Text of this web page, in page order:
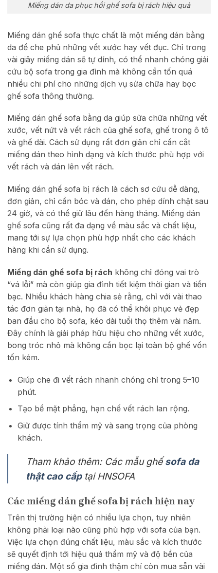
Miếng dán da phục hồi ghế sofa bị rách hiệu quả
Miếng dán ghế sofa thực chất là một miếng dán bằng
da để che phủ những vết xước hay vết đục. Chỉ trong
vài giây miếng dán sẽ tự dính, có thể nhanh chóng giải
cứu bộ sofa trong gia đình mà không cần tốn quá
nhiều chi phí cho những dịch vụ sửa chữa hay bọc
ghế sofa thông thường.
Miếng dán ghế sofa bằng da giúp sửa chữa những vết
xước, vết nứt và vết rách của ghế sofa, ghế trong ô tô
và ghế dài. Cách sử dụng rất đơn giản chỉ cần cắt
miếng dán theo hình dạng và kích thước phù hợp với
vết rách và dán lên vết rách.
Miếng dán ghế sofa bị rách là cách sơ cứu dễ dàng,
đơn giản, chỉ cần bóc và dán, cho phép dính chặt sau
24 giờ, và có thể giữ lâu đến hàng tháng. Miếng dán
ghế sofa cũng rất đa dạng về màu sắc và chất liệu,
mang tới sự lựa chọn phù hợp nhất cho các khách
hàng khi cần sử dụng.
Miếng dán ghế sofa bị rách không chỉ đóng vai trò
“vá lỗi” mà còn giúp gia đình tiết kiệm thời gian và tiền
bạc. Nhiều khách hàng chia sẻ rằng, chỉ với vài thao
tác đơn giản tại nhà, họ đã có thể khôi phục vẻ đẹp
ban đầu cho bộ sofa, kéo dài tuổi thọ thêm vài năm.
Đây chính là giải pháp hữu hiệu cho những vết xước,
bong tróc nhỏ mà không cần bọc lại toàn bộ ghế vốn
tốn kém.
Giúp che đi vết rách nhanh chóng chỉ trong 5–10
phút.
Tạo bề mặt phẳng, hạn chế vết rách lan rộng.
Giữ được tính thẩm mỹ và sang trọng của phòng
khách.
Tham khảo thêm: Các mẫu ghếsofa da
thật cao cấptại HNSOFA
Các miếng dán ghế sofa bị rách hiện nay
Trên thị trường hiện có nhiều lựa chọn, tuy nhiên
không phải loại nào cũng phù hợp với sofa của bạn.
Việc lựa chọn đúng chất liệu, màu sắc và kích thước
sẽ quyết định tới hiệu quả thẩm mỹ và độ bền của
miếng dán. Một số gia đình thậm chí còn mua sẵn vài